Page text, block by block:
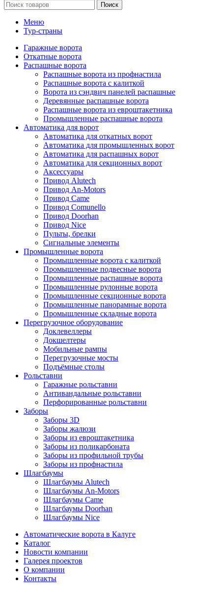
Поиск
Меню
Тур-страны
Гаражные ворота
Откатные ворота
Распашные ворота
Распашные ворота из профнастила
Распашные ворота с калиткой
Ворота из сэндвич панелей распашные
Деревянные распашные ворота
Распашные ворота из евроштакетника
Промышленные распашные ворота
Автоматика для ворот
Автоматика для откатных ворот
Автоматика для промышленных ворот
Автоматика для распашных ворот
Автоматика для секционных ворот
Аксессуары
Привод Alutech
Привод An-Motors
Привод Came
Привод Comunello
Привод Doorhan
Привод Nice
Пульты, брелки
Сигнальные элементы
Промышленные ворота
Промышленные ворота с калиткой
Промышленные подвесные ворота
Промышленные распашные ворота
Промышленные рулонные ворота
Промышленные секционные ворота
Промышленные панорамные ворота
Промышленные складные ворота
Перегрузочное оборудование
Доклевеллеры
Докшелтеры
Мобильные рампы
Перегрузочные мосты
Подъёмные столы
Рольставни
Гаражные рольставни
Антивандальные рольставни
Перфорированные рольставни
Заборы
Заборы 3D
Заборы жалюзи
Заборы из евроштакетника
Заборы из поликарбоната
Заборы из профильной трубы
Заборы из профнастила
Шлагбаумы
Шлагбаумы Alutech
Шлагбаумы An-Motors
Шлагбаумы Came
Шлагбаумы Doorhan
Шлагбаумы Nice
Автоматические ворота в Калуге
Каталог
Новости компании
Галерея проектов
О компании
Контакты